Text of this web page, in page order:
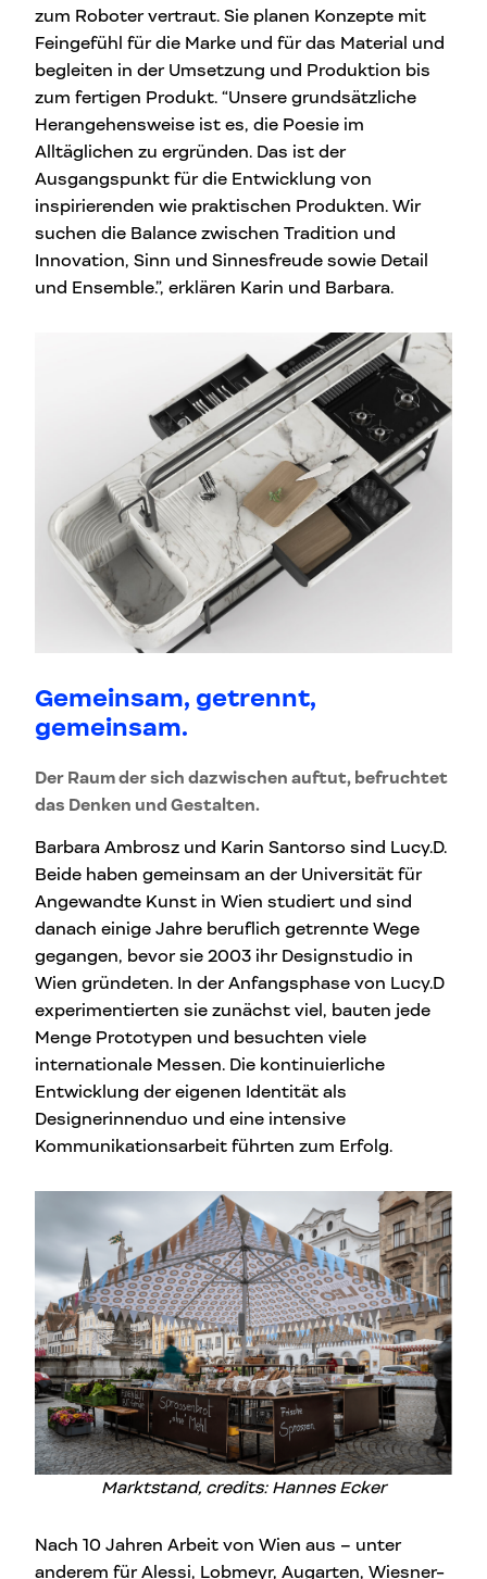
zum Roboter vertraut. Sie planen Konzepte mit
Feingefühl für die Marke und für das Material und
begleiten in der Umsetzung und Produktion bis
zum fertigen Produkt. “Unsere grundsätzliche
Herangehensweise ist es, die Poesie im
Alltäglichen zu ergründen. Das ist der
Ausgangspunkt für die Entwicklung von
inspirierenden wie praktischen Produkten. Wir
suchen die Balance zwischen Tradition und
Innovation, Sinn und Sinnesfreude sowie Detail
und Ensemble.”, erklären Karin und Barbara.
Gemeinsam, getrennt,
gemeinsam.
Der Raum der sich dazwischen auftut, befruchtet
das Denken und Gestalten.
Barbara Ambrosz und Karin Santorso sind Lucy.D.
Beide haben gemeinsam an der Universität für
Angewandte Kunst in Wien studiert und sind
danach einige Jahre beruflich getrennte Wege
gegangen, bevor sie 2003 ihr Designstudio in
Wien gründeten. In der Anfangsphase von Lucy.D
experimentierten sie zunächst viel, bauten jede
Menge Prototypen und besuchten viele
internationale Messen. Die kontinuierliche
Entwicklung der eigenen Identität als
Designerinnenduo und eine intensive
Kommunikationsarbeit führten zum Erfolg.
Marktstand, credits: Hannes Ecker
Nach 10 Jahren Arbeit von Wien aus – unter
anderem für Alessi, Lobmeyr, Augarten, Wiesner-